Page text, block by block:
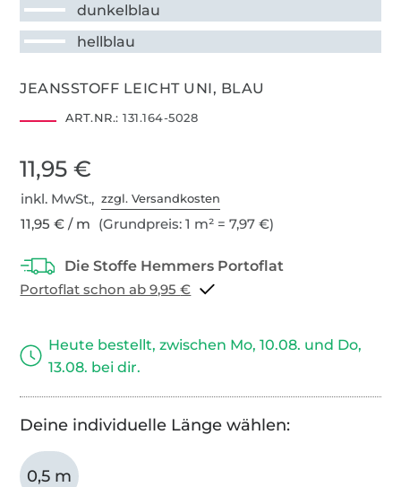
dunkelblau
hellblau
JEANSSTOFF LEICHT UNI, BLAU
ART.NR.: 131.164-5028
11,95 €
inkl. MwSt.,zzgl. Versandkosten
11,95 € / m (Grundpreis: 1 m² = 7,97 €)
Portoflat schon ab 9,95 €
Heute bestellt, zwischen Mo, 10.08. und Do,
13.08. bei dir.
Deine individuelle Länge wählen:
0,5 m